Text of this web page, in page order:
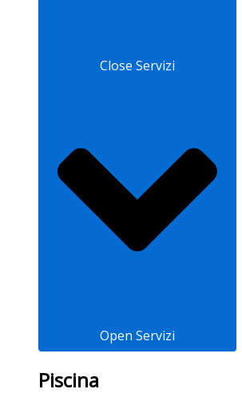
Close Servizi
Open Servizi
Piscina